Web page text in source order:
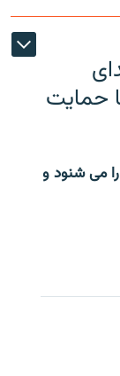
حمایت
می شنود و